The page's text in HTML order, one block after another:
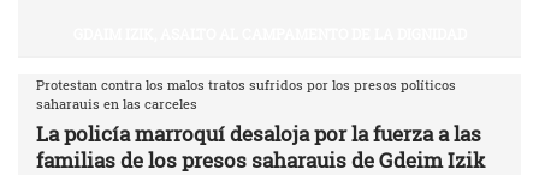
Protestan contra los malos tratos sufridos por los presos políticos
saharauis en las carceles
La policía marroquí desaloja por la fuerza a las
familias de los presos saharauis de Gdeim Izik